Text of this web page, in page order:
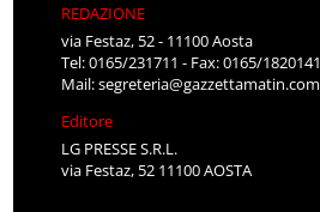
REDAZIONE
via Festaz, 52 - 11100 Aosta
Tel: 0165/231711 - Fax: 0165/1820141
Mail:segreteria@gazzettamatin.com
Editore
LG PRESSE S.R.L.
via Festaz, 52 11100 AOSTA